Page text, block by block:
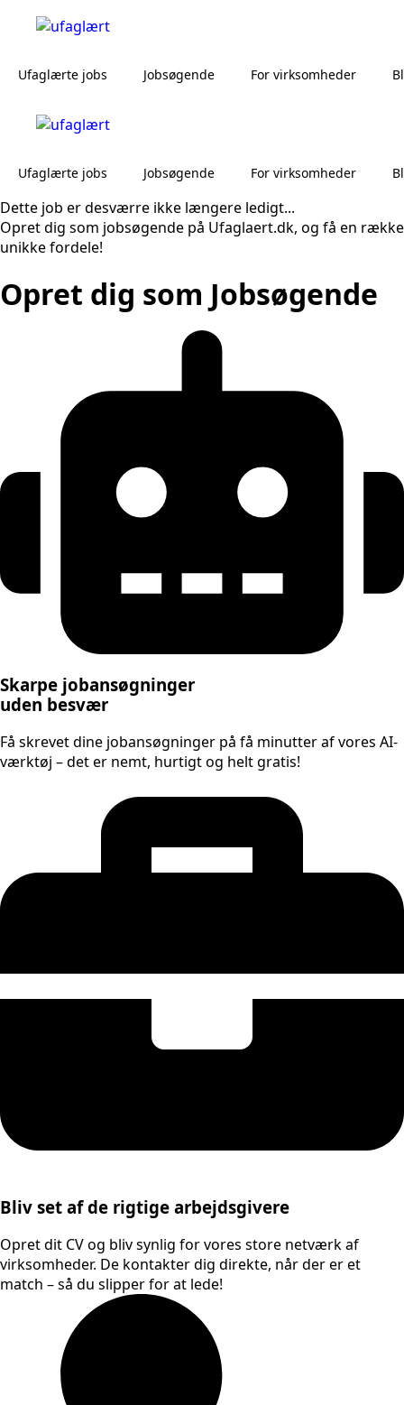
Ufaglærte jobs Jobsøgende For virksomheder
Ufaglærte jobs Jobsøgende For virksomheder
Dette job er desværre ikke længere ledigt...
Opret dig som jobsøgende på Ufaglaert.dk, og få en række
unikke fordele!
Opret dig som Jobsøgende
Skarpe jobansøgninger
uden besvær
Få skrevet dine jobansøgninger på få minutter af vores AI-
værktøj – det er nemt, hurtigt og helt gratis!
Bliv set af de rigtige arbejdsgivere
Opret dit CV og bliv synlig for vores store netværk af
virksomheder. De kontakter dig direkte, når der er et
match – så du slipper for at lede!